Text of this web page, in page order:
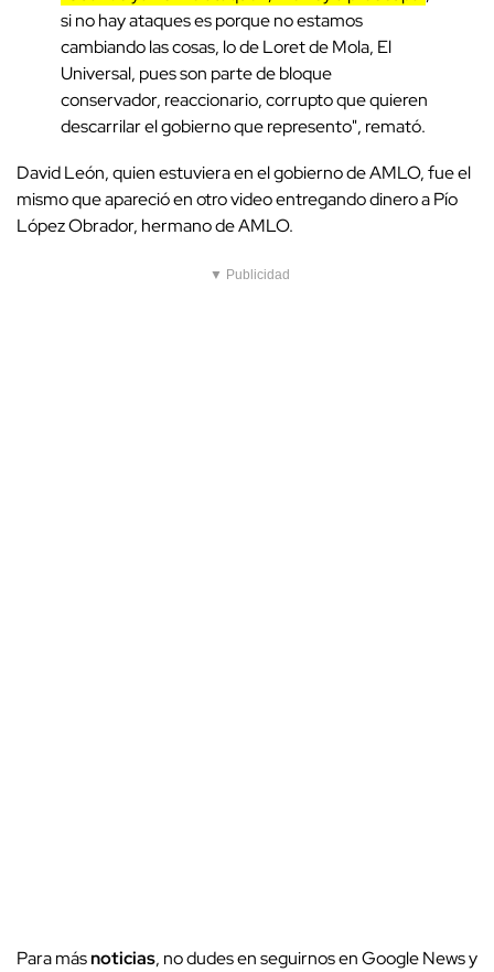
si no hay ataques es porque no estamos
cambiando las cosas, lo de Loret de Mola, El
Universal, pues son parte de bloque
conservador, reaccionario, corrupto que quieren
descarrilar el gobierno que represento", remató.
David León, quien estuviera en el gobierno de AMLO, fue el
mismo que apareció en otro video entregando dinero a Pío
López Obrador, hermano de AMLO.
▼ Publicidad
Para másnoticias, no dudes en seguirnos en Google News y